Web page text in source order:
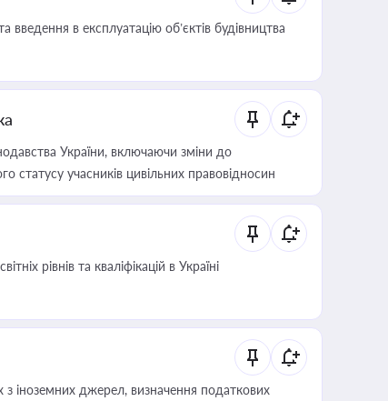
в експлуатацію об’єктів будівництва
України, включаючи зміни до
статусу учасників цивільних правовідносин
рівнів та кваліфікацій в Україні
з іноземних джерел, визначення податкових